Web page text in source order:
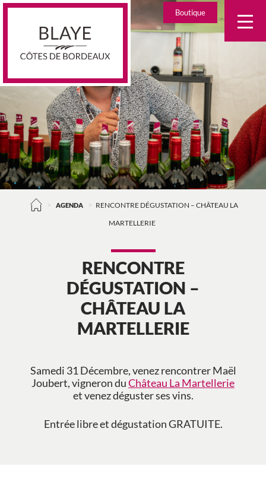
Skip
Boutique
> AGENDA > RENCONTRE DÉGUSTATION – CHÂTEAU LA
MARTELLERIE
RENCONTRE
DÉGUSTATION –
CHÂTEAU LA
MARTELLERIE
Samedi 31 Décembre, venez rencontrer Maël
Joubert, vigneron duChâteau La Martellerie
et venez déguster ses vins.
Entrée libre et dégustation GRATUITE.